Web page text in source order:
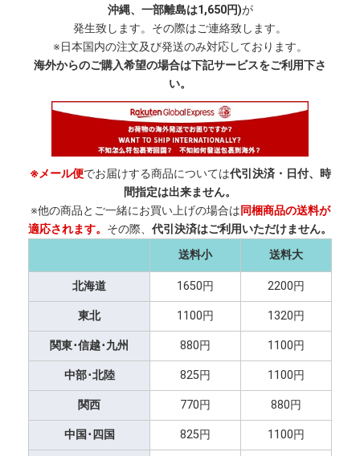
沖縄、一部離島は1,650円)が
発生致します。その際はご連絡致します。
※日本国内の注文及び発送のみ対応しております。
海外からのご購入希望の場合は下記サービスをご利用下さ
い。
※メール便でお届けする商品については代引決済・日付、時
間指定は出来ません。
※他の商品とご一緒にお買い上げの場合は同梱商品の送料が
適応されます。 その際、 代引決済はご利用いただけません。
送料小
送料大
北海道 1650円 2200円
東北 1100円 1320円
関東･信越･九州 880円 1100円
中部･北陸 825円 1100円
関西 770円 880円
中国･四国 825円 1100円